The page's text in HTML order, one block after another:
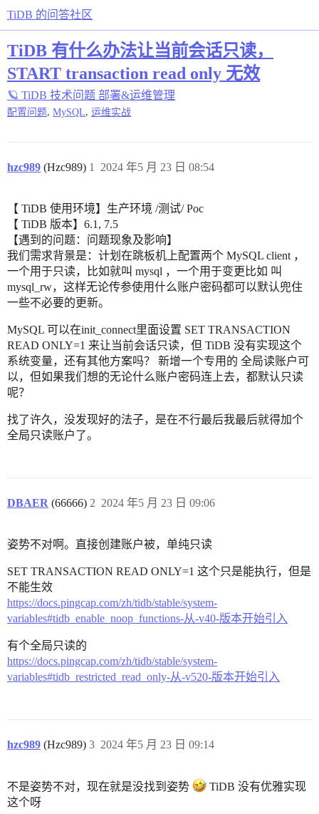
TiDB 的问答社区
TiDB 有什么办法让当前会话只读，
START transaction read only 无效
🪐 TiDB 技术问题 部署&运维管理
配置问题 MySQL 运维实战
hzc989 (Hzc989) 2024 年5 月 23 日 08:54
1
【 TiDB 使用环境】生产环境 /测试/ Poc
【 TiDB 版本】6.1, 7.5
【遇到的问题：问题现象及影响】
我们需求背景是：计划在跳板机上配置两个 MySQL client ，
一个用于只读，比如就叫 mysql ，一个用于变更比如 叫
mysql_rw，这样无论传参使用什么账户密码都可以默认兜住
一些不必要的更新。
MySQL 可以在init_connect里面设置 SET TRANSACTION
READ ONLY=1 来让当前会话只读，但 TiDB 没有实现这个
系统变量，还有其他方案吗？ 新增一个专用的 全局读账户可
以，但如果我们想的无论什么账户密码连上去，都默认只读
呢？
找了许久，没发现好的法子，是在不行最后我最后就得加个
全局只读账户了。
DBAER (66666) 2024 年5 月 23 日 09:06
2
姿势不对啊。直接创建账户被，单纯只读
SET TRANSACTION READ ONLY=1 这个只是能执行，但是
不能生效
https://docs.pingcap.com/zh/tidb/stable/system-
variables#tidb_enable_noop_functions-从-v40-版本开始引入
有个全局只读的
https://docs.pingcap.com/zh/tidb/stable/system-
variables#tidb_restricted_read_only-从-v520-版本开始引入
hzc989 (Hzc989) 2024 年5 月 23 日 09:14
3
不是姿势不对，现在就是没找到姿势
TiDB 没有优雅实现
这个呀